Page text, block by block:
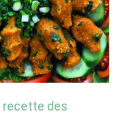
recette des